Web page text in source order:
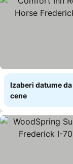
Izaberi datume
cene